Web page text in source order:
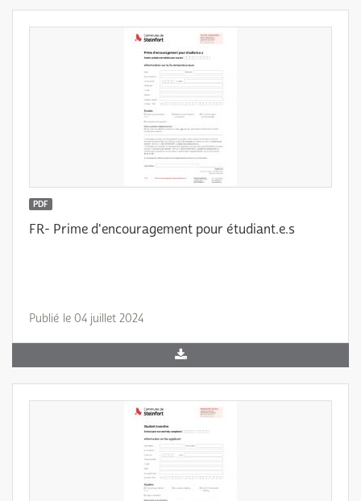
PDF
FR- Prime d'encouragement pour étudiant.e.s
Publié le 04 juillet 2024